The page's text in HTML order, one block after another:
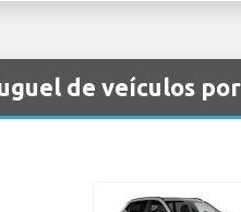
de veículos